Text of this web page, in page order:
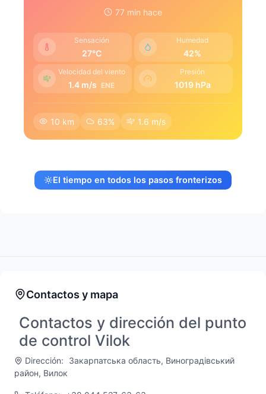
77 min hace
Sensación
27°C
Humedad
42%
Velocidad del viento
1.4 m/s ENE
Presión
1019 hPa
10 km 63% 1.6 m/s
El tiempo en todos los pasos fronterizos
Contactos y mapa
Contactos y dirección del punto
de control Vilok
Dirección:
Закарпатська область, Виноградівський
район, Вилок